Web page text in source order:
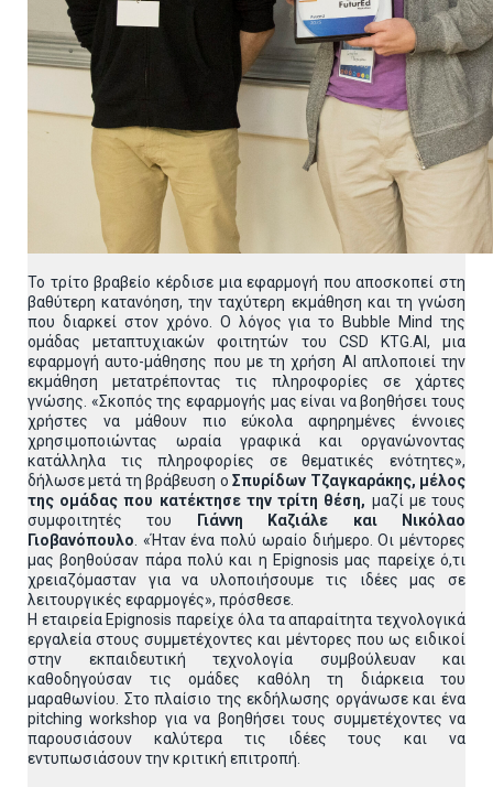
Το τρίτο βραβείο κέρδισε μια εφαρμογή που αποσκοπεί στη
βαθύτερη κατανόηση, την ταχύτερη εκμάθηση και τη γνώση
που διαρκεί στον χρόνο. Ο λόγος για το Bubble Mind της
ομάδας μεταπτυχιακών φοιτητών του CSD KTG.AI, μια
εφαρμογή αυτο-μάθησης που με τη χρήση ΑΙ απλοποιεί την
εκμάθηση μετατρέποντας τις πληροφορίες σε χάρτες
γνώσης. «Σκοπός της εφαρμογής μας είναι να βοηθήσει τους
χρήστες να μάθουν πιο εύκολα αφηρημένες έννοιες
χρησιμοποιώντας ωραία γραφικά και οργανώνοντας
κατάλληλα τις πληροφορίες σε θεματικές ενότητες»,
δήλωσε μετά τη βράβευση oΣπυρίδων Τζαγκαράκης, μέλος
της ομάδας που κατέκτησε την τρίτη θέση, μαζί με τους
συμφοιτητές του
Γιάννη Καζιάλε και Νικόλαο
Γιοβανόπουλο . «Ήταν ένα πολύ ωραίο διήμερο. Οι μέντορες
μας βοηθούσαν πάρα πολύ και η Epignosis μας παρείχε ό,τι
χρειαζόμασταν για να υλοποιήσουμε τις ιδέες μας σε
λειτουργικές εφαρμογές», πρόσθεσε.
Η εταιρεία Epignosis παρείχε όλα τα απαραίτητα τεχνολογικά
εργαλεία στους συμμετέχοντες και μέντορες που ως ειδικοί
στην εκπαιδευτική τεχνολογία συμβούλευαν και
καθοδηγούσαν τις ομάδες καθόλη τη διάρκεια του
μαραθωνίου. Στο πλαίσιο της εκδήλωσης οργάνωσε και ένα
pitching workshop για να βοηθήσει τους συμμετέχοντες να
παρουσιάσουν καλύτερα τις ιδέες τους και να
εντυπωσιάσουν την κριτική επιτροπή.